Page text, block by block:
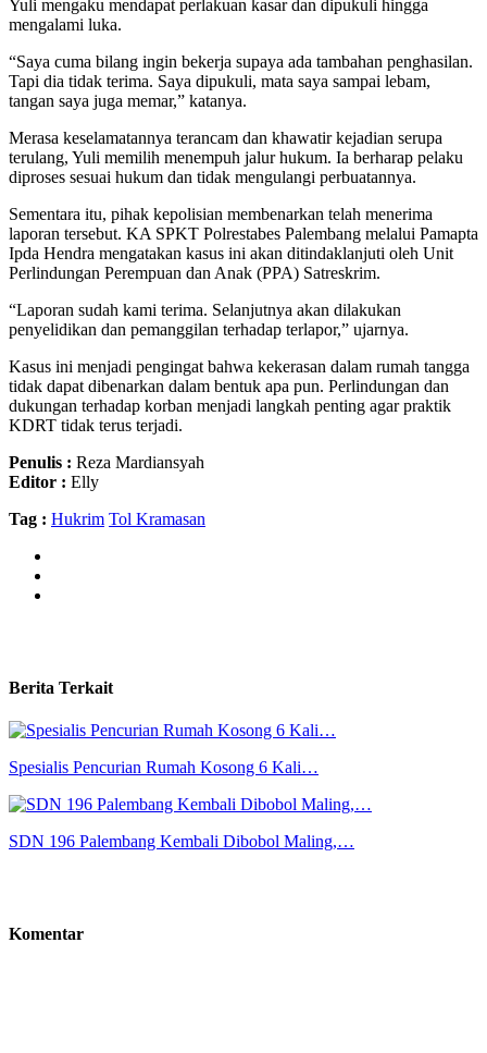
Yuli mengaku mendapat perlakuan kasar dan dipukuli hingga
mengalami luka.
“Saya cuma bilang ingin bekerja supaya ada tambahan penghasilan.
Tapi dia tidak terima. Saya dipukuli, mata saya sampai lebam,
tangan saya juga memar,” katanya.
Merasa keselamatannya terancam dan khawatir kejadian serupa
terulang, Yuli memilih menempuh jalur hukum. Ia berharap pelaku
diproses sesuai hukum dan tidak mengulangi perbuatannya.
Sementara itu, pihak kepolisian membenarkan telah menerima
laporan tersebut. KA SPKT Polrestabes Palembang melalui Pamapta
Ipda Hendra mengatakan kasus ini akan ditindaklanjuti oleh Unit
Perlindungan Perempuan dan Anak (PPA) Satreskrim.
“Laporan sudah kami terima. Selanjutnya akan dilakukan
penyelidikan dan pemanggilan terhadap terlapor,” ujarnya.
Kasus ini menjadi pengingat bahwa kekerasan dalam rumah tangga
tidak dapat dibenarkan dalam bentuk apa pun. Perlindungan dan
dukungan terhadap korban menjadi langkah penting agar praktik
KDRT tidak terus terjadi.
Penulis : Reza Mardiansyah
Editor : Elly
Tag : Hukrim Tol Kramasan
Berita Terkait
Spesialis Pencurian Rumah Kosong 6 Kali…
SDN 196 Palembang Kembali Dibobol Maling,…
Komentar